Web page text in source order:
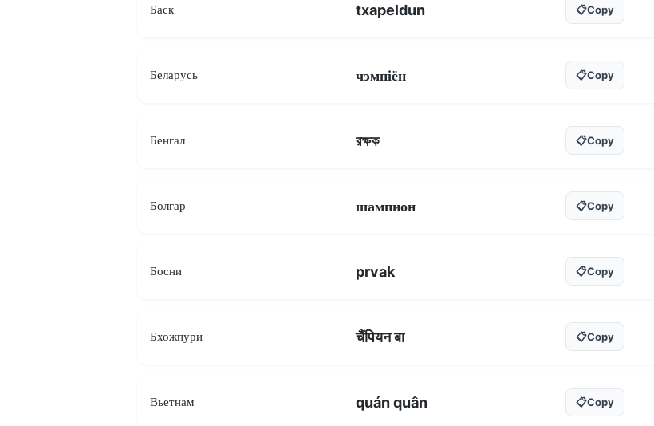
Баск txapeldun 📋Copy
Беларусь чэмпіён 📋Copy
Бенгал রক্ষক 📋Copy
Болгар шампион 📋Copy
Босни prvak 📋Copy
Бхожпури चैंपियन बा 📋Copy
Вьетнам quán quân 📋Copy